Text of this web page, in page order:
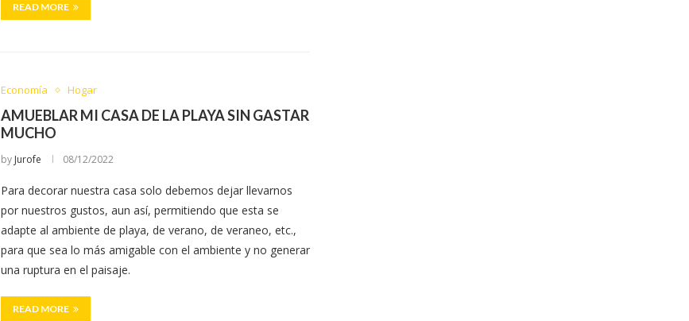
READ MORE
Economía Hogar
AMUEBLAR MI CASA DE LA PLAYA SIN GASTAR
MUCHO
by Jurofe 08/12/2022
Para decorar nuestra casa solo debemos dejar llevarnos
por nuestros gustos, aun así, permitiendo que esta se
adapte al ambiente de playa, de verano, de veraneo, etc.,
para que sea lo más amigable con el ambiente y no generar
una ruptura en el paisaje.
READ MORE